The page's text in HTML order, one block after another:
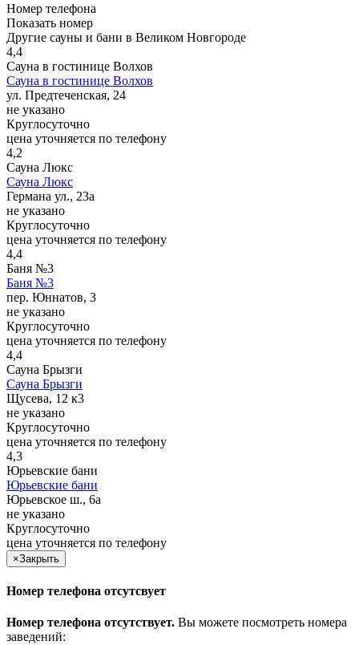
Номер телефона
Показать номер
Другие сауны и бани в Великом Новгороде
4,4
Сауна в гостинице Волхов
Сауна в гостинице Волхов
ул. Предтеченская, 24
не указано
Круглосуточно
цена уточняется по телефону
4,2
Сауна Люкс
Сауна Люкс
Германа ул., 23а
не указано
Круглосуточно
цена уточняется по телефону
4,4
Баня №3
Баня №3
пер. Юннатов, 3
не указано
Круглосуточно
цена уточняется по телефону
4,4
Сауна Брызги
Сауна Брызги
Щусева, 12 к3
не указано
Круглосуточно
цена уточняется по телефону
4,3
Юрьевские бани
Юрьевские бани
Юрьевское ш., 6а
не указано
Круглосуточно
цена уточняется по телефону
×Закрыть
Номер телефона отсутсвует
Номер телефона отсутствует. Вы можете посмотреть номера
заведений: